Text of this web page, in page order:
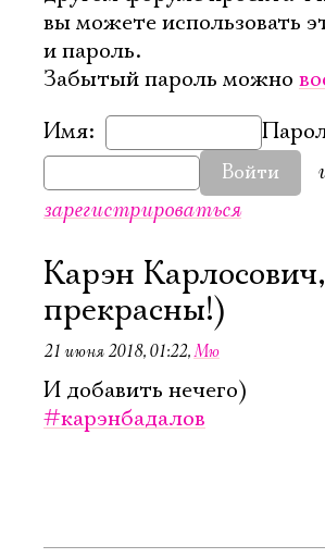
вы можете использовать
и пароль.
Забытый пароль можно
Имя:
Войти
зарегистрироваться
Карэн
прекрасны!)
21 июня 2018, 01:22,Мю
И добавить нечего)
#карэнбадалов